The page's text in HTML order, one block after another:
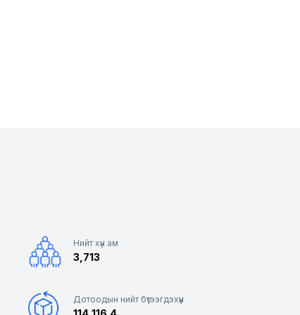
Нийт хүн ам
3,713
Дотоодын нийт бүтээгдэхүүн